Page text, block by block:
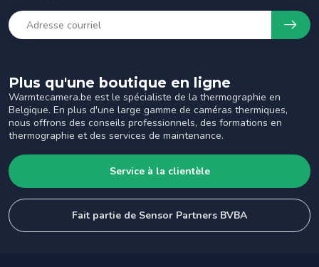
Plus qu'une boutique en ligne
Warmtecamera.be est le spécialiste de la thermographie en
Belgique. En plus d'une large gamme de caméras thermiques,
nous offrons des conseils professionnels, des formations en
thermographie et des services de maintenance.
Service à la clientèle
Fait partie de Sensor Partners BVBA